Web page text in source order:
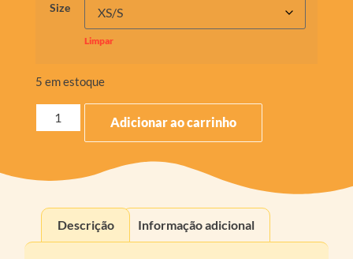
Size
Limpar
5 em estoque
Adicionar ao carrinho
Descrição Informação adicional